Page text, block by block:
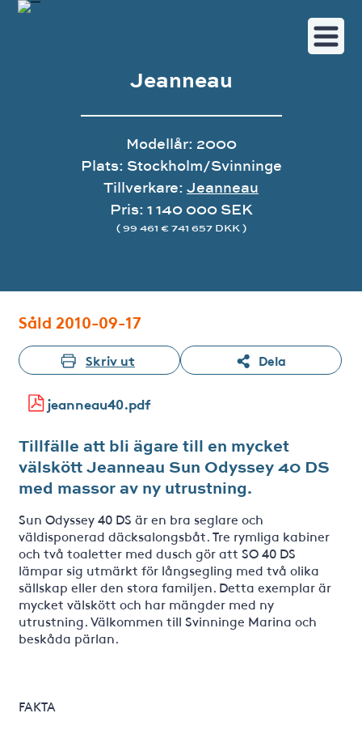
Jeanneau
Modellår: 2000
Plats: Stockholm/Svinninge
Tillverkare: Jeanneau
Pris: 1 140 000 SEK
( 99 461 € 741 657 DKK )
Såld 2010-09-17
Skriv ut Dela
jeanneau40.pdf
Tillfälle att bli ägare till en mycket
välskött Jeanneau Sun Odyssey 40 DS
med massor av ny utrustning.
Sun Odyssey 40 DS är en bra seglare och
väldisponerad däcksalongsbåt. Tre rymliga kabiner
och två toaletter med dusch gör att SO 40 DS
lämpar sig utmärkt för långsegling med två olika
sällskap eller den stora familjen. Detta exemplar är
mycket välskött och har mängder med ny
utrustning. Välkommen till Svinninge Marina och
beskåda pärlan.
FAKTA